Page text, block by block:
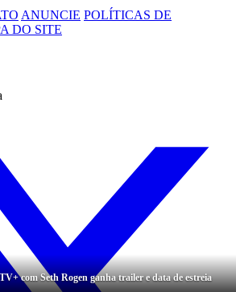
com Seth Rogen ganha trailer e data de estreia
ANUNCIE POLÍTICAS DE
DO SITE